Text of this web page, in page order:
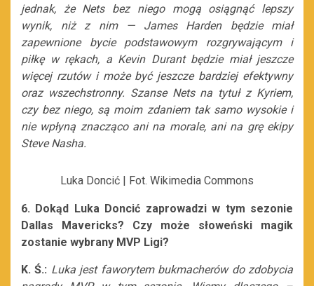
jednak, że Nets bez niego mogą osiągnąć lepszy
wynik, niż z nim
— James Harden będzie miał
zapewnione bycie podstawowym rozgrywającym i
piłkę w rękach, a Kevin Durant będzie miał jeszcze
więcej rzutów i może być jeszcze bardziej efektywny
oraz wszechstronny. Szanse Nets na tytuł z Kyriem,
czy bez niego, są moim zdaniem tak samo wysokie i
nie wpłyną znacząco ani na morale, ani na grę ekipy
Steve Nasha.
Luka Doncić | Fot. Wikimedia Commons
6. Dokąd Luka Doncić zaprowadzi w tym sezonie
Dallas Mavericks? Czy może słoweński magik
zostanie wybrany MVP Ligi?
K. Ś.: Luka jest faworytem bukmacherów do zdobycia